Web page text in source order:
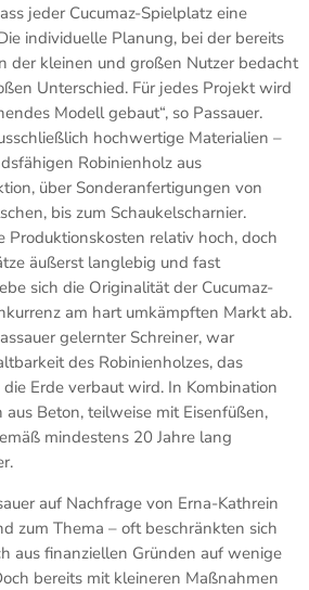
jeder Cucumaz-Spielplatz eine
individuelle Planung, bei der bereits
der kleinen und großen Nutzer bedacht
Unterschied. Für jedes Projekt wird
Modell gebaut“, so Passauer.
hochwertige Materialien –
Robinienholz aus
über Sonderanfertigungen von
bis zum Schaukelscharnier.
Produktionskosten relativ hoch, doch
äußerst langlebig und fast
sich die Originalität der Cucumaz-
am hart umkämpften Markt ab.
gelernter Schreiner, war
des Robinienholzes, das
Erde verbaut wird. In Kombination
Beton, teilweise mit Eisenfüßen,
mindestens 20 Jahre lang
auf Nachfrage von Erna-Kathrein
zum Thema – oft beschränkten sich
aus finanziellen Gründen auf wenige
bereits mit kleineren Maßnahmen